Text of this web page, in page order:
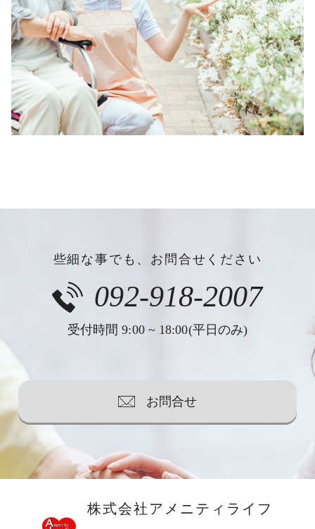
些細な事でも、お問合せください
092-918-2007
受付時間 9:00 ~ 18:00(平日のみ)
お問合せ
株式会社アメニティライフ